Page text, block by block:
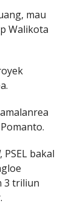
mau
Walikota
, PSEL bakal
3 triliun